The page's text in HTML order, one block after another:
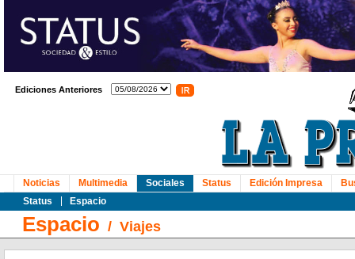
Ediciones Anteriores
Noticias Multimedia
Sociales
Status
Espacio
Status Edición Impresa
Espacio / Viajes